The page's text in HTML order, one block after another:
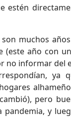
estén
muchos
(este año con
no informar del
ya
pero
y